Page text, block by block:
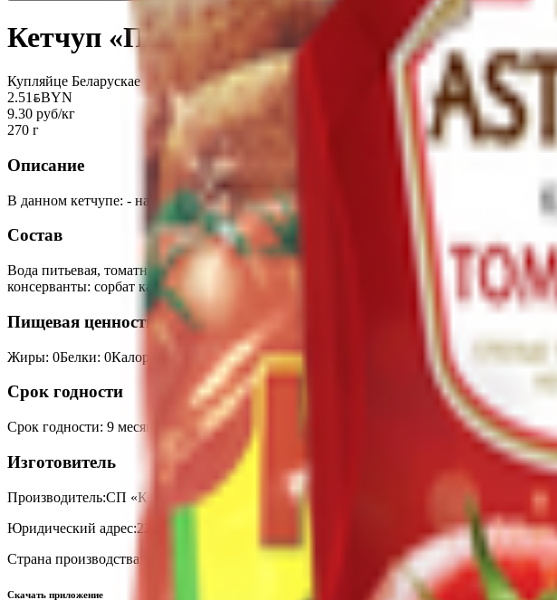
Кетчуп «Помидюр» томатный
Купляйце Беларускае
2.51BYNBYN
9.30 руб/кг
270 г
Описание
В данном кетчупе: - натуральные пряности - йодированная соль - содержит клетчатку
Состав
Вода питьевая, томатная паста, сахар, уксус спиртовой 9%, загуститель крахмал
консерванты: сорбат калия, бензоат натрия.
Пищевая ценность на 100г
Жиры: 0Белки: 0Калории Углеводы:22
Срок годности
Срок годности: 9 месяцев
Изготовитель
Производитель:СП «Камако плюс» ООО
Юридический адрес:222514, Республика Беларусь, Минская область, г. Борисов, ул.
Страна производства:
Скачать приложение